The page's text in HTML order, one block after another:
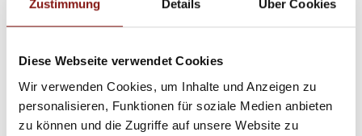
Zustimmung Details Über Cookies
Diese Webseite verwendet Cookies
Wir verwenden Cookies, um Inhalte und Anzeigen zu
personalisieren, Funktionen für soziale Medien anbieten
zu können und die Zugriffe auf unsere Website zu
1.490.000,- €